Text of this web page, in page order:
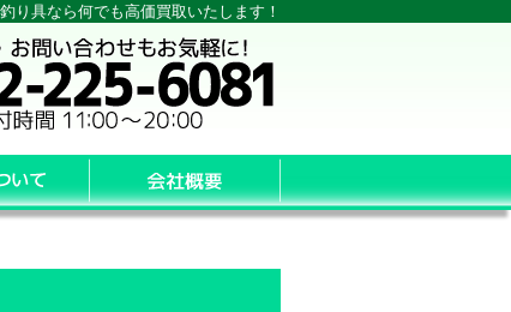
釣り具なら何でも高価買取いたします！